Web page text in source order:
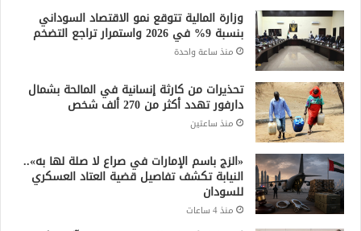
وزارة المالية تتوقع نمو الاقتصاد السوداني
بنسبة 9% في 2026 واستمرار تراجع التضخم
منذ ساعة واحدة
تحذيرات من كارثة إنسانية في المالحة بشمال
دارفور تهدد أكثر من 270 ألف شخص
منذ ساعتين
«الزج باسم الإمارات في صراع لا صلة لها به»..
النيابة تكشف تفاصيل قضية العتاد العسكري
للسودان
منذ 4 ساعات